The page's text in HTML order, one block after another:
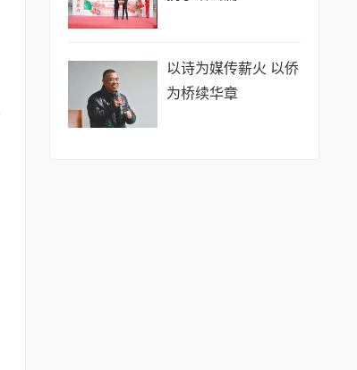
以诗为媒传薪火 以侨
为桥续华章